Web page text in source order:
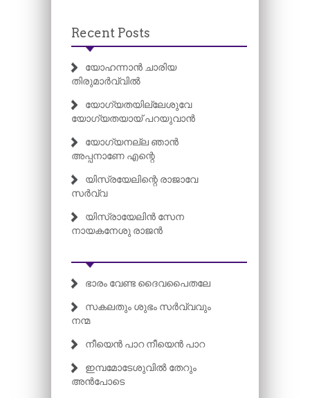
Recent Posts
യോഹന്നാൻ ചാരിയ
തിരുമാർവ്വിൽ
യോഗ്യതയില്ലേശുവേ
യോഗ്യതയായ് പറയുവാൻ
യോഗ്യനല്ല ഞാൻ
അപ്പനാണേ എന്റെ
യിസ്രയേലിന്റെ രാജാവേ
സർവ്വ
യിസ്രായേലിൻ സേന
നായകനേശു രാജൻ
ഭാരം വേണ്ട ദൈവപൈതലേ
സകലതും ശുഭം സർവ്വവും
നന്മ
നീയെൻ പാറ നീയെൻ പാറ
ഇമ്പമോടേശുവിൽ തേറും
അൻപോടെ